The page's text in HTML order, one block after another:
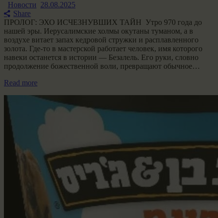
Новости 28.08.2025
Share
ПРОЛОГ: ЭХО ИСЧЕЗНУВШИХ ТАЙН Утро 970 года до
нашей эры. Иерусалимские холмы окутаны туманом, а в
воздухе витает запах кедровой стружки и расплавленного
золота. Где-то в мастерской работает человек, имя которого
навеки останется в истории — Безалель. Его руки, словно
продолжение божественной воли, превращают обычное…
Read more